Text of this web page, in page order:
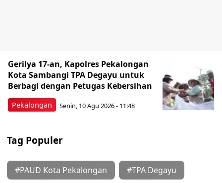
Pekalongan
Gerilya 17-an, Kapolres Pekalongan
Kota Sambangi TPA Degayu untuk
Berbagi dengan Petugas Kebersihan
Senin, 10 Agu 2026 - 11:48
Tag Populer
#PAUD Kota Pekalongan #TPA Degayu